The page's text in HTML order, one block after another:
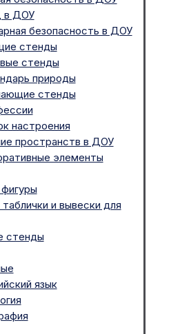
ДОУ
безопасность в ДОУ
стенды
стенды
природы
стенды
настроения
пространств в ДОУ
элементы
и вывески для
стенды
язык